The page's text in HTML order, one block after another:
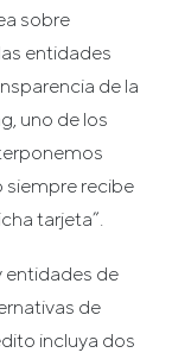
sobre
entidades
de la
uno de los
siempre recibe
tarjeta”.
entidades de
de
incluya dos